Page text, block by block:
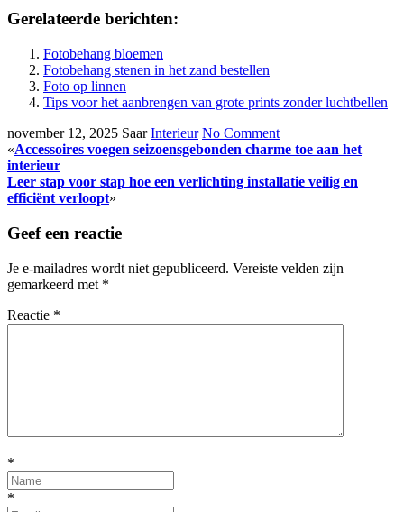
Gerelateerde berichten:
Fotobehang bloemen
Fotobehang stenen in het zand bestellen
Foto op linnen
Tips voor het aanbrengen van grote prints zonder luchtbellen
november 12, 2025 Saar Interieur No Comment
«Accessoires voegen seizoensgebonden charme toe aan het
interieur
Leer stap voor stap hoe een verlichting installatie veilig en
efficiënt verloopt»
Geef een reactie
Je e-mailadres wordt niet gepubliceerd. Vereiste velden zijn
gemarkeerd met *
Reactie *
*
*